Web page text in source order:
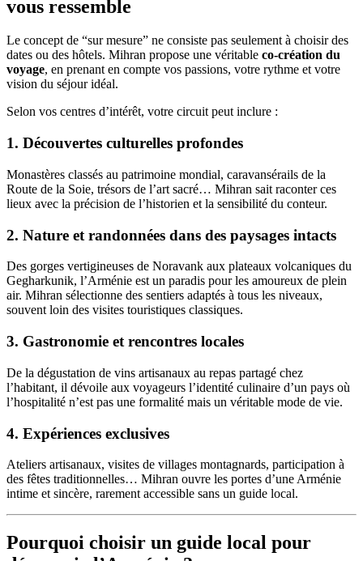
vous ressemble
Le concept de “sur mesure” ne consiste pas seulement à choisir des
dates ou des hôtels. Mihran propose une véritable co-création du
voyage, en prenant en compte vos passions, votre rythme et votre
vision du séjour idéal.
Selon vos centres d’intérêt, votre circuit peut inclure :
1. Découvertes culturelles profondes
Monastères classés au patrimoine mondial, caravansérails de la
Route de la Soie, trésors de l’art sacré… Mihran sait raconter ces
lieux avec la précision de l’historien et la sensibilité du conteur.
2. Nature et randonnées dans des paysages intacts
Des gorges vertigineuses de Noravank aux plateaux volcaniques du
Gegharkunik, l’Arménie est un paradis pour les amoureux de plein
air. Mihran sélectionne des sentiers adaptés à tous les niveaux,
souvent loin des visites touristiques classiques.
3. Gastronomie et rencontres locales
De la dégustation de vins artisanaux au repas partagé chez
l’habitant, il dévoile aux voyageurs l’identité culinaire d’un pays où
l’hospitalité n’est pas une formalité mais un véritable mode de vie.
4. Expériences exclusives
Ateliers artisanaux, visites de villages montagnards, participation à
des fêtes traditionnelles… Mihran ouvre les portes d’une Arménie
intime et sincère, rarement accessible sans un guide local.
Pourquoi choisir un guide local pour